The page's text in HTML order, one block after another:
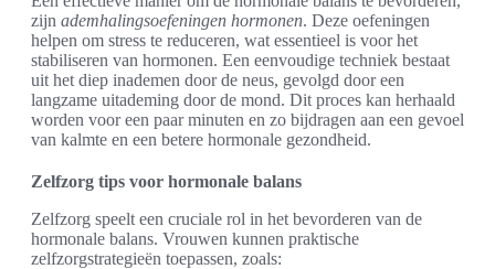
zijn ademhalingsoefeningen hormonen. Deze oefeningen
helpen om stress te reduceren, wat essentieel is voor het
stabiliseren van hormonen. Een eenvoudige techniek bestaat
uit het diep inademen door de neus, gevolgd door een
langzame uitademing door de mond. Dit proces kan herhaald
worden voor een paar minuten en zo bijdragen aan een gevoel
van kalmte en een betere hormonale gezondheid.
Zelfzorg tips voor hormonale balans
Zelfzorg speelt een cruciale rol in het bevorderen van de
hormonale balans. Vrouwen kunnen praktische
zelfzorgstrategieën toepassen, zoals: